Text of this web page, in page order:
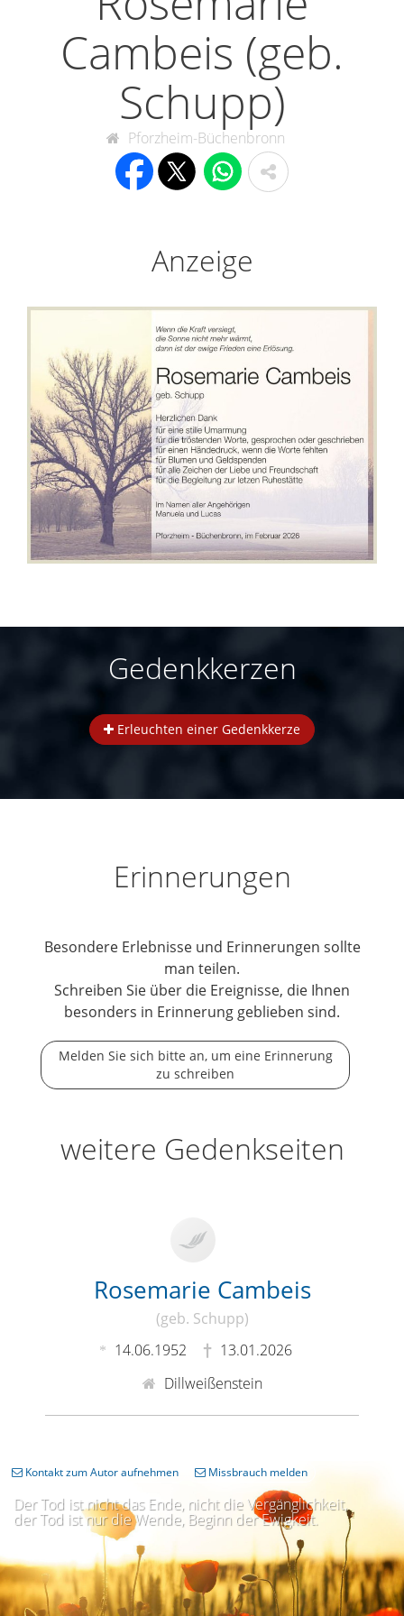
Cambeis (geb.
Schupp)
Pforzheim-Büchenbronn
Anzeige
Gedenkkerzen
Erleuchten einer Gedenkkerze
Erinnerungen
Besondere Erlebnisse und Erinnerungen sollte
man teilen.
Schreiben Sie über die Ereignisse, die Ihnen
besonders in Erinnerung geblieben sind.
Melden Sie sich bitte an, um eine Erinnerung
zu schreiben
weitere Gedenkseiten
Rosemarie Cambeis
(geb. Schupp)
14.06.1952
13.01.2026
Dillweißenstein
Der Tod ist nicht das Ende, nicht die Vergänglichkeit,
der Tod ist nur die Wende, Beginn der Ewigkeit.
Kontakt zum Autor aufnehmen Missbrauch melden